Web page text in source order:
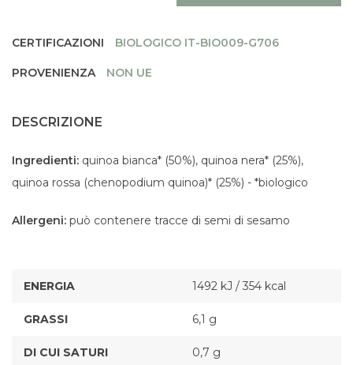
CERTIFICAZIONI BIOLOGICO IT-BIO009-G706
PROVENIENZA NON UE
DESCRIZIONE
Ingredienti: quinoa bianca* (50%), quinoa nera* (25%),
quinoa rossa (chenopodium quinoa)* (25%) - *biologico
Allergeni: può contenere tracce di semi di sesamo
ENERGIA 1492 kJ / 354 kcal
GRASSI 6,1 g
DI CUI SATURI 0,7 g